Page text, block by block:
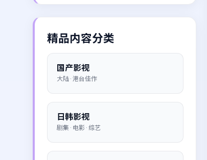
精品内容分类
国产影视
大陆 · 港台佳作
日韩影视
剧集 · 电影 · 综艺